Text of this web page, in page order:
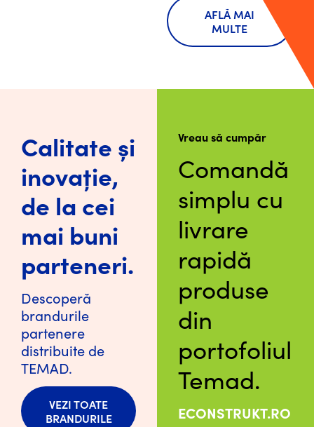
AFLĂ MAI
MULTE
Vreau să cumpăr
Comandă
simplu cu
livrare
rapidă
produse
din
portofoliul
Temad.
ECONSTRUKT.RO
Calitate și
inovație,
de la cei
mai buni
parteneri.
Descoperă
brandurile
partenere
distribuite de
TEMAD.
VEZI TOATE
BRANDURILE